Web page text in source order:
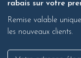
rabais sur votre
Remise valable
les nouveaux clients.